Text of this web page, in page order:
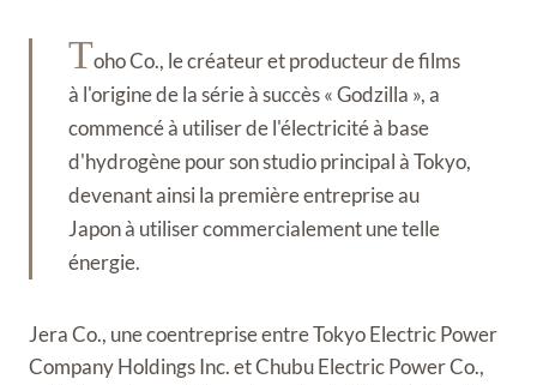
Toho Co., le créateur et producteur de films
à l'origine de la série à succès « Godzilla », a
commencé à utiliser de l'électricité à base
d'hydrogène pour son studio principal à Tokyo,
devenant ainsi la première entreprise au
Japon à utiliser commercialement une telle
énergie.
Jera Co., une coentreprise entre Tokyo Electric Power
Company Holdings Inc. et Chubu Electric Power Co.,